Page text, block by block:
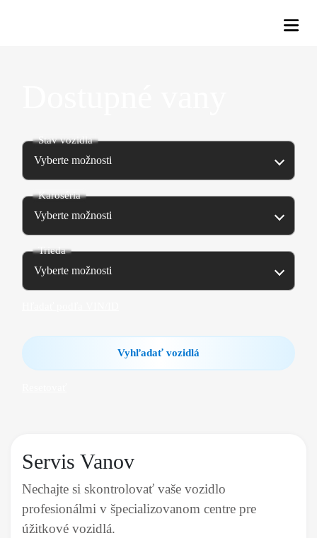
Servisné služby
Služby
Novinky
Stav vozidla
Vyberte možnosti
Karoséria
Vyberte možnosti
Trieda
Vyberte možnosti
Vyhľadať vozidlá
Servis Vanov
Nechajte si skontrolovať vaše vozidlo
profesionálmi v špecializovanom centre pre
úžitkové vozidlá.